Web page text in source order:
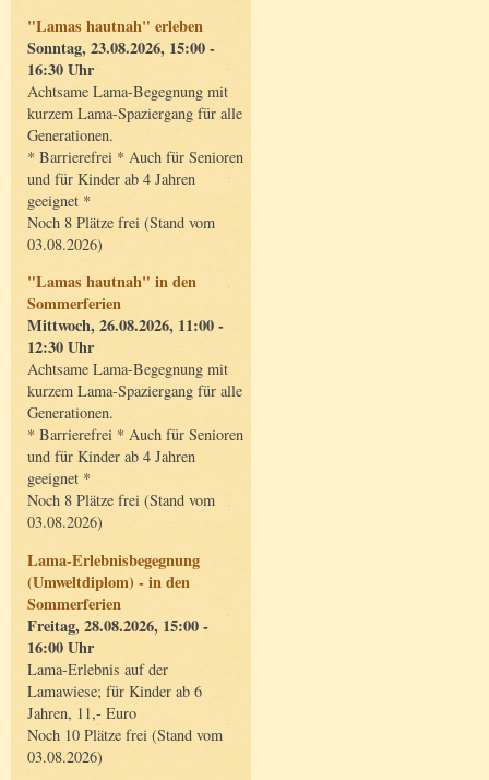
"Lamas hautnah" erleben
Sonntag, 23.08.2026, 15:00 -
16:30 Uhr
Achtsame Lama-Begegnung mit
kurzem Lama-Spaziergang für alle
Generationen.
* Barrierefrei * Auch für Senioren
und für Kinder ab 4 Jahren
geeignet *
Noch 8 Plätze frei (Stand vom
03.08.2026)
"Lamas hautnah" in den
Sommerferien
Mittwoch, 26.08.2026, 11:00 -
12:30 Uhr
Achtsame Lama-Begegnung mit
kurzem Lama-Spaziergang für alle
Generationen.
* Barrierefrei * Auch für Senioren
und für Kinder ab 4 Jahren
geeignet *
Noch 8 Plätze frei (Stand vom
03.08.2026)
Lama-Erlebnisbegegnung
(Umweltdiplom) - in den
Sommerferien
Freitag, 28.08.2026, 15:00 -
16:00 Uhr
Lama-Erlebnis auf der
Lamawiese; für Kinder ab 6
Jahren, 11,- Euro
Noch 10 Plätze frei (Stand vom
03.08.2026)